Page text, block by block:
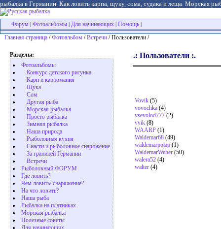
рыбалка в Германии. Как ловить карпа, щуку, сома, судака и леща. Морская
Форум Фотоальбомы Для начинающих Помощь
Главная страница /Фотоальбом /Встречи / Пользователи /
Разделы:
Фотоальбомы
Конкурс детского рисунка
Карп и карпомания
Щука
Сом
Другая рыба
Морская рыбалка
Просто рыбалка
Зимняя рыбалка
Наша природа
Рыболовная кухня
Снасти и рыболовное снаряжение
За границей Германии
Встречи
Рыболовный ФОРУМ
Где ловить?
Чем ловить/ снаряжение?
На что ловить?
Наша рыба
Рыбалка на платниках
Морская рыбалка
Полезные советы
Для начинающих
.: Пользователи :.
Vovik (5)
vovochka (4)
vsevolod777 (2)
vvik (8)
WAARP (1)
Waldemar68 (49)
waldemarpotap (1)
WaldemarWeber (50)
walera52 (4)
walter (4)